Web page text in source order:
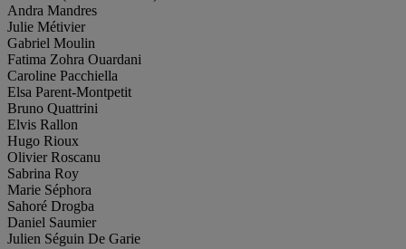
Andra Mandres
Julie Métivier
Gabriel Moulin
Fatima Zohra Ouardani
Caroline Pacchiella
Elsa Parent-Montpetit
Bruno Quattrini
Elvis Rallon
Hugo Rioux
Olivier Roscanu
Sabrina Roy
Marie Séphora
Sahoré Drogba
Daniel Saumier
Julien Séguin De Garie